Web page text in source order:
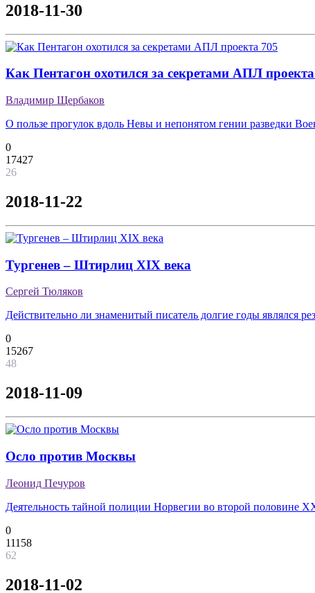
2018-11-30
Как Пентагон охотился за секретами АПЛ
Владимир Щербаков
О пользе прогулок вдоль Невы и непонятом гении разведки
0
17427
26
2018-11-22
Тургенев – Штирлиц XIX века
Сергей Тюляков
Действительно ли знаменитый писатель долгие годы являлся
0
15267
48
2018-11-09
Осло против Москвы
Леонид Печуров
Деятельность тайной полиции Норвегии во второй половине
0
11158
62
2018-11-02